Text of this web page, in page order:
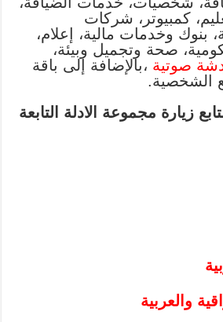
كمبيوتر، شركات
وخدمات مالية، إعلام،
صحة وتجميل وبيئة،
صوتية ،بالإضافة إلى باقة
الشخصية.
زيارة مجموعة الادلة التابعة
والعربية